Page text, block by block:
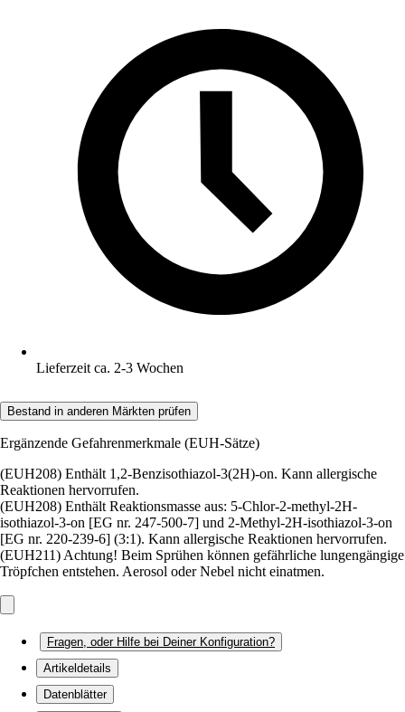
Lieferzeit ca. 2-3 Wochen
Bestand in anderen Märkten prüfen
Ergänzende Gefahrenmerkmale (EUH-Sätze)
(EUH208) Enthält 1,2-Benzisothiazol-3(2H)-on. Kann allergische
Reaktionen hervorrufen.
(EUH208) Enthält Reaktionsmasse aus: 5-Chlor-2-methyl-2H-
isothiazol-3-on [EG nr. 247-500-7] und 2-Methyl-2H-isothiazol-3-on
[EG nr. 220-239-6] (3:1). Kann allergische Reaktionen hervorrufen.
(EUH211) Achtung! Beim Sprühen können gefährliche lungengängige
Tröpfchen entstehen. Aerosol oder Nebel nicht einatmen.
Fragen, oder Hilfe bei Deiner Konfiguration?
Artikeldetails
Datenblätter